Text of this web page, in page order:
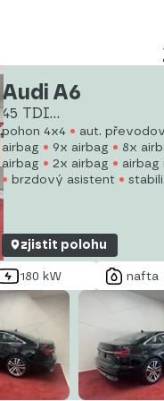
Audi A6
45 TDI
pohon 4x4
aut.
airbag
9x airbag 8x
airbag
2x airbag airbag
brzdový asistent
zjistit polohu
180 kW nafta